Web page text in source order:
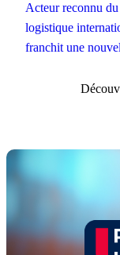
Acteur reconnu
logistique
franchit une